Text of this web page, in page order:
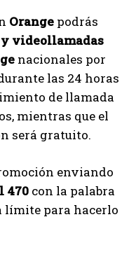
Orange podrás
videollamadas
nacionales por
las 24 horas
de llamada
mientras que el
será gratuito.
enviando
470 con la palabra
límite para hacerlo